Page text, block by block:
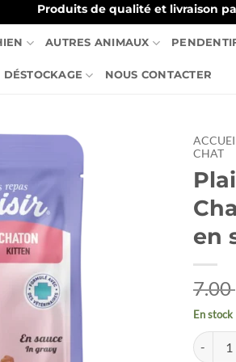
Produits de qualité et livraison
AUTRES ANIMAUX
DÉSTOCKAGE NOUS CONTACTER
CHAT
en
7.00
En stock
quantité